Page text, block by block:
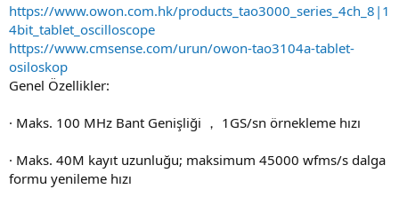
https://www.owon.com.hk/products_tao3000_series_4ch_8|1
4bit_tablet_oscilloscope
https://www.cmsense.com/urun/owon-tao3104a-tablet-
osiloskop
Genel Özellikler:
· Maks. 100 MHz Bant Genişliği ， 1GS/sn örnekleme hızı
· Maks. 40M kayıt uzunluğu; maksimum 45000 wfms/s dalga
formu yenileme hızı